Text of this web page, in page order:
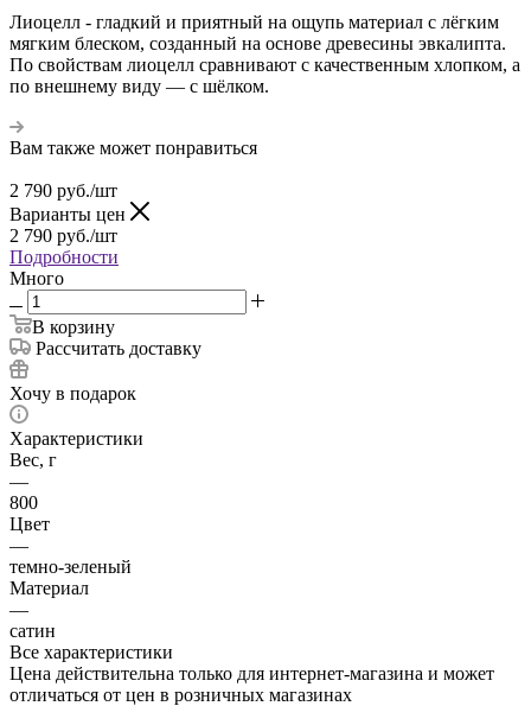
Лиоцелл - гладкий и приятный на ощупь материал с лёгким
мягким блеском, созданный на основе древесины эвкалипта.
По свойствам лиоцелл сравнивают с качественным хлопком, а
по внешнему виду — с шёлком.
Вам также может понравиться
2 790 руб./шт
Варианты цен
2 790 руб./шт
Подробности
Много
В корзину
Рассчитать доставку
Хочу в подарок
Характеристики
Вес, г
—
800
Цвет
—
темно-зеленый
Материал
—
сатин
Все характеристики
Цена действительна только для интернет-магазина и может
отличаться от цен в розничных магазинах